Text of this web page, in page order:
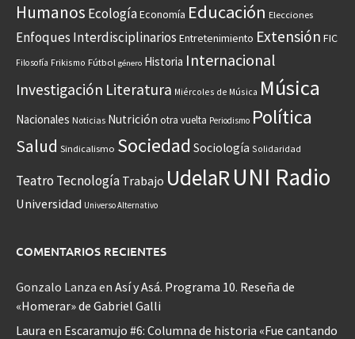
Humanos EcologíaEconomía Educación Elecciones
Enfoques Interdisciplinarios Entretenimiento Extensión FIC
Filosofía Frikismo Fútbol género Historia Internacional
Investigación Literatura Miércoles de Música Música
Nacionales Noticias Nutrición otra vuelta Periodismo Política
Salud Sindicalismo Sociedad Sociología Solidaridad
Teatro Tecnología Trabajo UdelaRUNI Radio
Universidad Universo Alternativo
COMENTARIOS RECIENTES
Gonzalo Lanza en Así y Asá. Programa 10. Reseña de
«Homerar» de Gabriel Galli
Laura en Escaramujo #6: Columna de historia «Fue cantando